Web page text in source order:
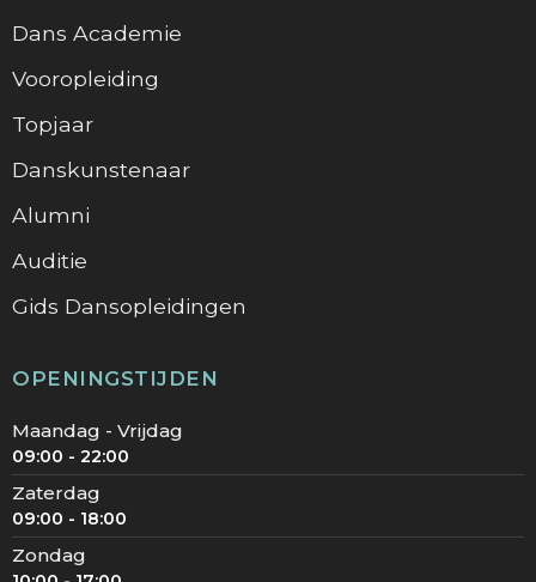
Dans Academie
Vooropleiding
Topjaar
Danskunstenaar
Alumni
Auditie
Gids Dansopleidingen
OPENINGSTIJDEN
Maandag - Vrijdag
09:00 - 22:00
Zaterdag
09:00 - 18:00
Zondag